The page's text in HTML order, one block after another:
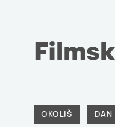
OKOLIŠ DAN